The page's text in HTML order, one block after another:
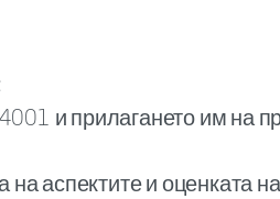
и прилагането им на
аспектите и оценката